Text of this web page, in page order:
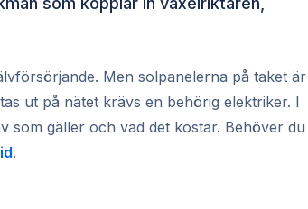
Men solpanelerna på taket är
ut på nätet krävs en behörig elektriker. I
som gäller och vad det kostar. Behöver du
.